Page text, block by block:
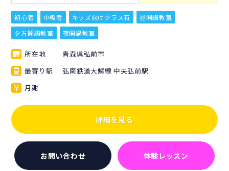
初心者 中級者 キッズ向けクラス有
昼開講教室
夕方開講教室
夜開講教室
所在地
青森県弘前市
最寄り駅
弘南鉄道大鰐線 中央弘前駅
月謝
詳細を見る
お問い合わせ 体験レッスン